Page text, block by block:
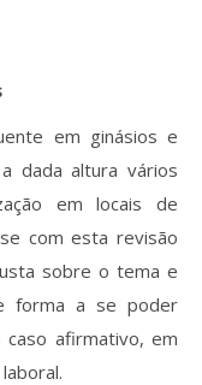
publicadas
nossa revista
em ginásios e
dada altura vários
em locais de
com esta revisão
sobre o tema e
forma a se poder
afirmativo, em